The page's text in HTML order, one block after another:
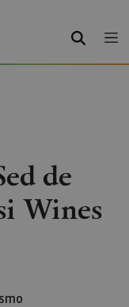
BILATU
de
Wines